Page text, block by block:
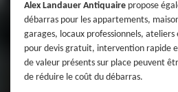
Alex Landauer Antiquaire propose
débarras pour les appartements,
garages, locaux professionnels,
pour devis gratuit, intervention rapide
de valeur présents sur place peuvent
de réduire le coût du débarras.